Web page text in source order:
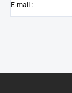
E-mail :